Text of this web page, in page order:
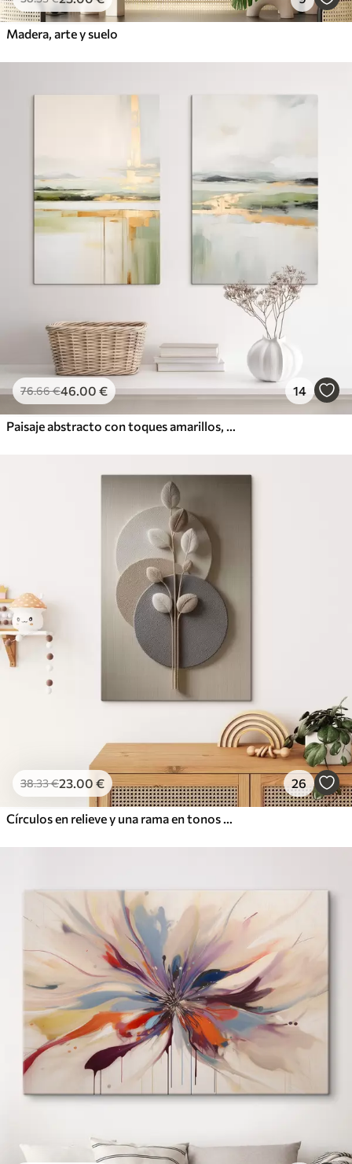
Madera, arte y suelo
76.66€46.00 € 14
Paisaje abstracto con toques amarillos, una composición minimalista de tierra, agua y cielo, con colores apagados
38.33€23.00 € 26
Círculos en relieve y una rama en tonos neutros cálidos